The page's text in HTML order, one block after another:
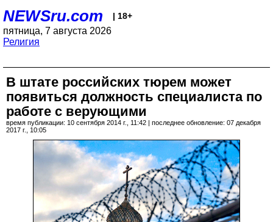
NEWSru.com | 18+
пятница, 7 августа 2026
Религия
В штате российских тюрем может
появиться должность специалиста по
работе с верующими
время публикации: 10 сентября 2014 г., 11:42 | последнее обновление: 07 декабря
2017 г., 10:05